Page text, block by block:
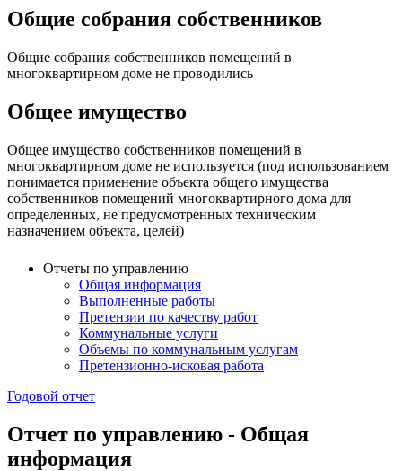
Общие собрания собственников
Общие собрания собственников помещений в
многоквартирном доме не проводились
Общее имущество
Общее имущество собственников помещений в
многоквартирном доме не используется (под использованием
понимается применение объекта общего имущества
собственников помещений многоквартирного дома для
определенных, не предусмотренных техническим
назначением объекта, целей)
Отчеты по управлению
Общая информация
Выполненные работы
Претензии по качеству работ
Коммунальные услуги
Объемы по коммунальным услугам
Претензионно-исковая работа
Годовой отчет
Отчет по управлению - Общая
информация